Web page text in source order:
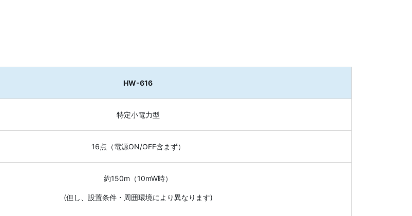
HW-616
特定小電力型
16点（電源ON/OFF含まず）
約150m（10mW時）
(但し、設置条件・周囲環境により異なります)